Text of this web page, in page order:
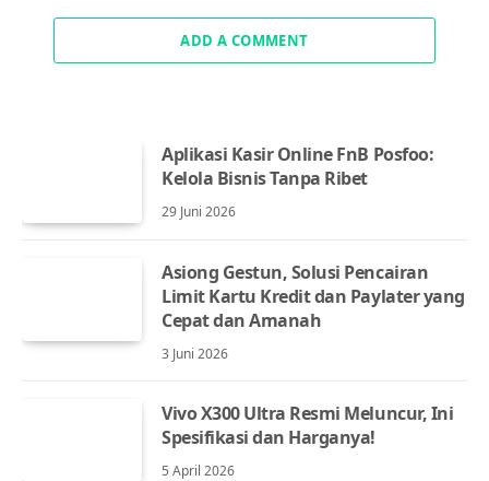
ADD A COMMENT
Aplikasi Kasir Online FnB Posfoo:
Kelola Bisnis Tanpa Ribet
29 Juni 2026
Asiong Gestun, Solusi Pencairan
Limit Kartu Kredit dan Paylater yang
Cepat dan Amanah
3 Juni 2026
Vivo X300 Ultra Resmi Meluncur, Ini
Spesifikasi dan Harganya!
5 April 2026